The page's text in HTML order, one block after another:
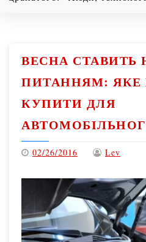
ВЕСНА СТАВИТЬ
ПИТАННЯМ: ЯКЕ
КУПИТИ ДЛЯ
02/26/2016 Lev